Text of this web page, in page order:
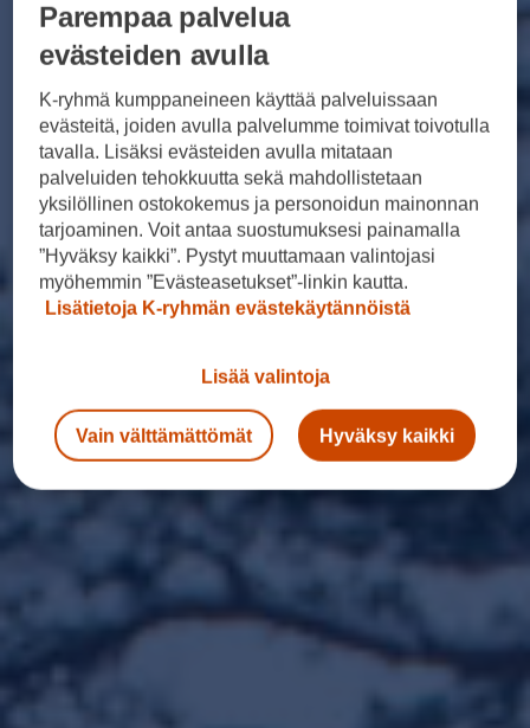
Parempaa palvelua
evästeiden avulla
K-ryhmä kumppaneineen käyttää palveluissaan
evästeitä, joiden avulla palvelumme toimivat toivotulla
tavalla. Lisäksi evästeiden avulla mitataan
palveluiden tehokkuutta sekä mahdollistetaan
yksilöllinen ostokokemus ja personoidun mainonnan
tarjoaminen. Voit antaa suostumuksesi painamalla
”Hyväksy kaikki”. Pystyt muuttamaan valintojasi
myöhemmin ”Evästeasetukset”-linkin kautta.
Lisätietoja K-ryhmän evästekäytännöistä
Lisää valintoja
Vain välttämättömät Hyväksy kaikki